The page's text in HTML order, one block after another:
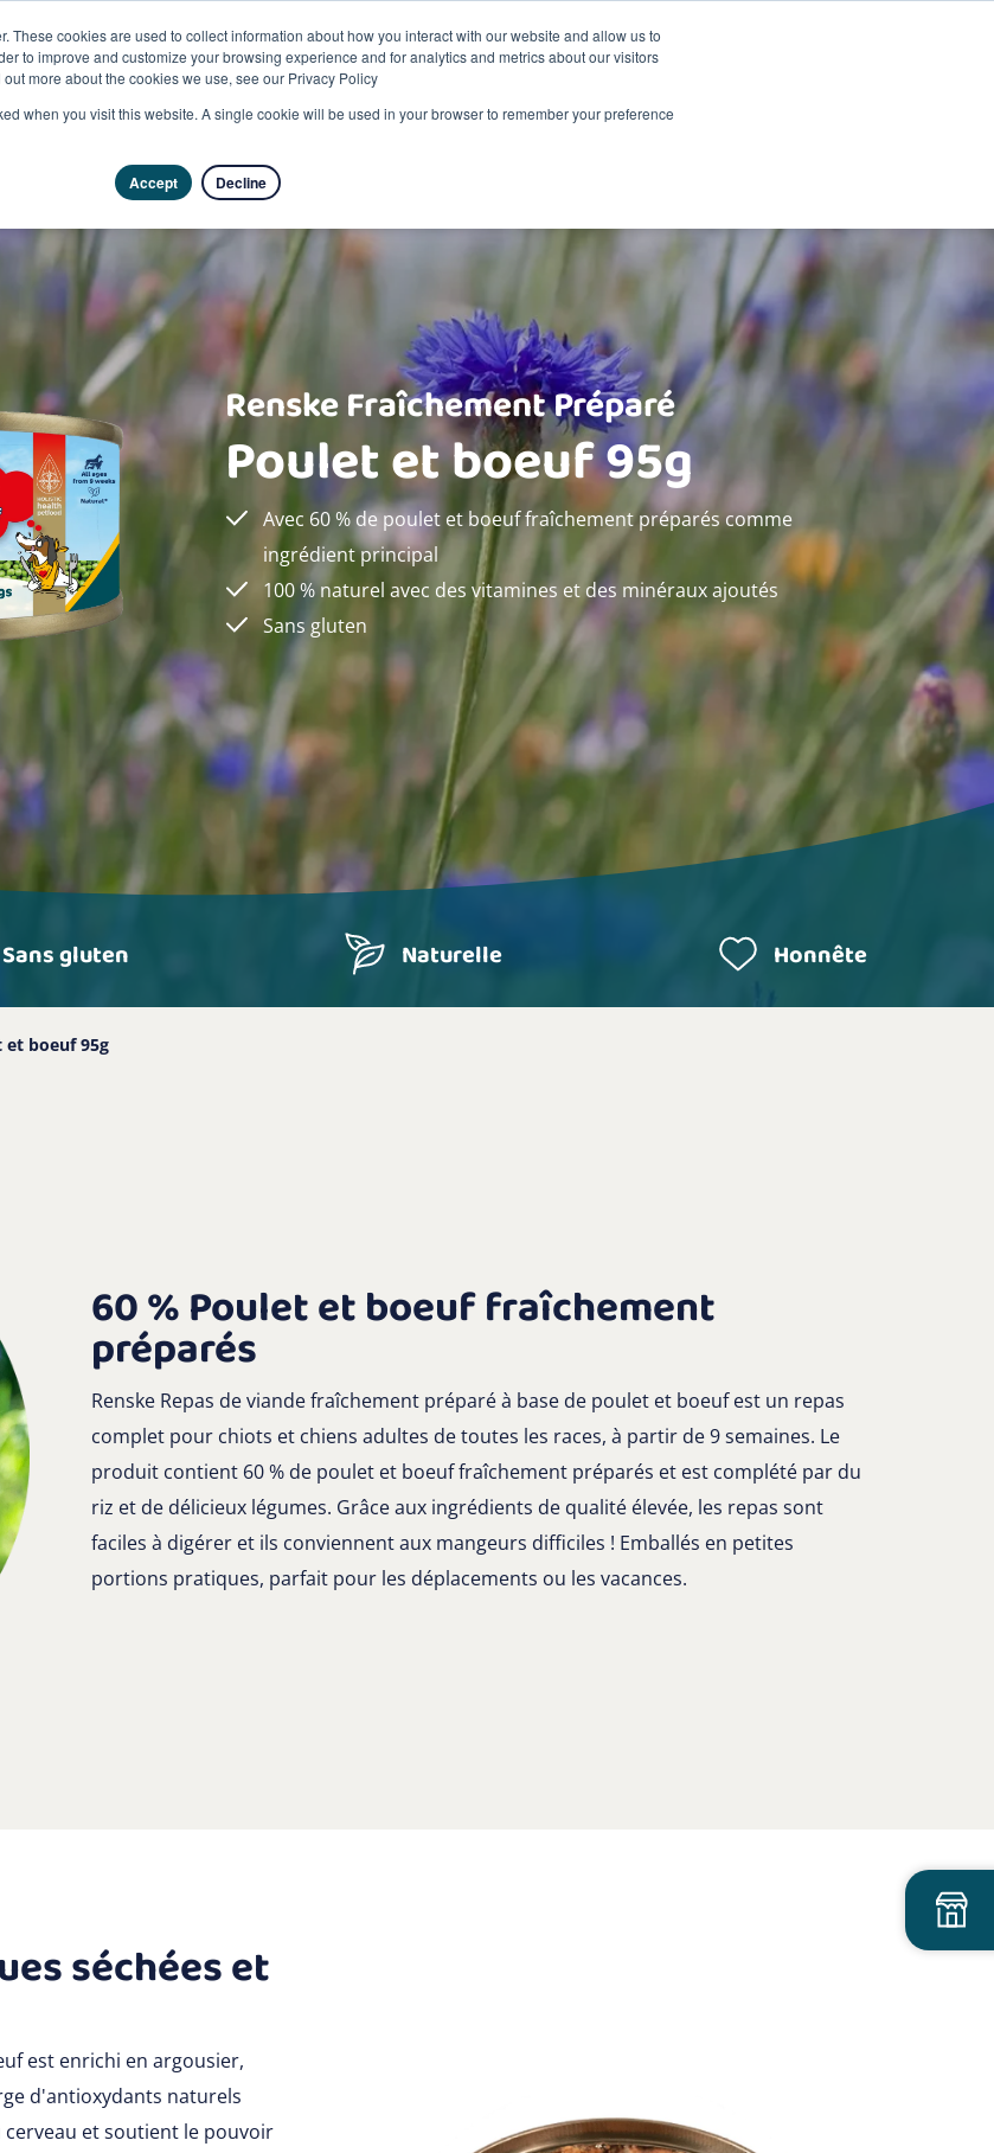
These cookies are used to collect information about how you interact with our website and allow us to
to improve and customize your browsing experience and for analytics and metrics about our visitors
more about the cookies we use, see our Privacy Policy
when you visit this website. A single cookie will be used in your browser to remember your preference
Accept Decline
La durabilité
Produits
Renske Fraîchement Préparé
Poulet et boeuf 95g
Avec 60 % de poulet et boeuf fraîchement préparés comme
ingrédient principal
100 % naturel avec des vitamines et des minéraux ajoutés
Sans gluten
Sans gluten Naturelle Honnête
et boeuf 95g
60 % Poulet et boeuf fraîchement
préparés
Renske Repas de viande fraîchement préparé à base de poulet et boeuf est un repas
complet pour chiots et chiens adultes de toutes les races, à partir de 9 semaines. Le
produit contient 60 % de poulet et boeuf fraîchement préparés et est complété par du
riz et de délicieux légumes. Grâce aux ingrédients de qualité élevée, les repas sont
faciles à digérer et ils conviennent aux mangeurs difficiles ! Emballés en petites
portions pratiques, parfait pour les déplacements ou les vacances.
séchées et
est enrichi en argousier,
d'antioxydants naturels
cerveau et soutient le pouvoir